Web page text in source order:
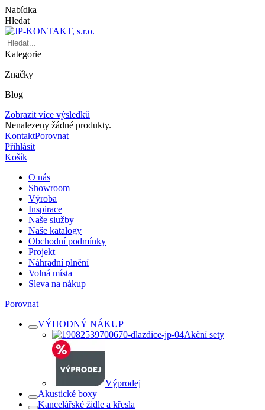
Nabídka
Hledat
Kategorie
Značky
Blog
Zobrazit více výsledků
Nenalezeny žádné produkty.
KontaktPorovnat
Přihlásit
Košík
O nás
Showroom
Výroba
Inspirace
Naše služby
Naše katalogy
Obchodní podmínky
Projekt
Náhradní plnění
Volná místa
Sleva na nákup
Porovnat
VÝHODNÝ NÁKUP
Akční sety
Výprodej
Akustické boxy
Kancelářské židle a křesla